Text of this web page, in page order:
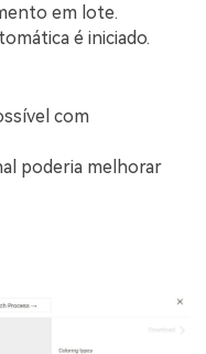
em lote.
é iniciado.
com
poderia melhorar